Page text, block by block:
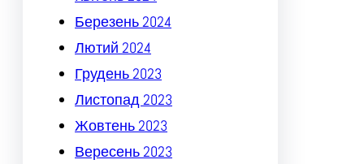
Березень 2024
Лютий 2024
Грудень 2023
Листопад 2023
Жовтень 2023
Вересень 2023